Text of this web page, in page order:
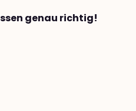
genau richtig!